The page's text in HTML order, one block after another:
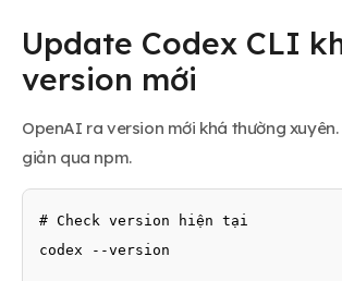
Update Codex CLI
version mới
OpenAI ra version mới khá thường
giản qua npm.
# Check version hiện tại
codex --version